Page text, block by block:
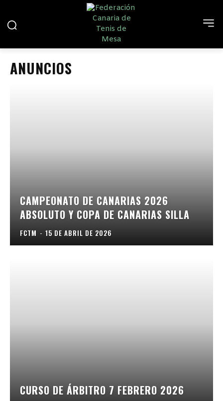
ANUNCIOS
CAMPEONATO DE CANARIAS 2026
ABSOLUTO Y COPA DE CANARIAS SILLA
FCTM - 15 DE ABRIL DE 2026
CURSO DE ÁRBITRO 7 FEBRERO 2026